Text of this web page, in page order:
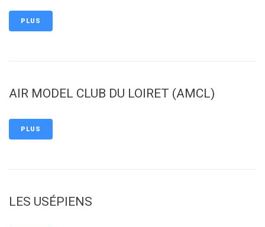
PLUS
AIR MODEL CLUB DU LOIRET (AMCL)
PLUS
LES USÉPIENS